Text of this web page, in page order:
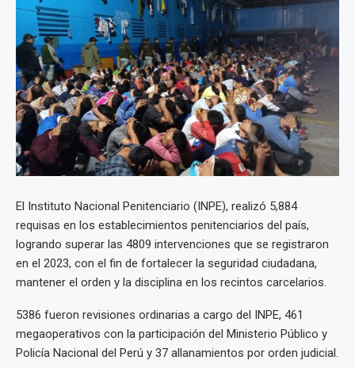
El Instituto Nacional Penitenciario (INPE), realizó 5,884
requisas en los establecimientos penitenciarios del país,
logrando superar las 4809 intervenciones que se registraron
en el 2023, con el fin de fortalecer la seguridad ciudadana,
mantener el orden y la disciplina en los recintos carcelarios.
5386 fueron revisiones ordinarias a cargo del INPE, 461
megaoperativos con la participación del Ministerio Público y
Policía Nacional del Perú y 37 allanamientos por orden judicial.